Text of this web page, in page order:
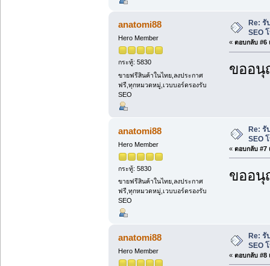
anatomi88
Hero Member
กระทู้: 5830
ขายฟรีสินค้าในไทย,ลงประกาศ
ฟรี,ทุกหมวดหมู่,เวบบอร์ดรองรับ
SEO
Re:
SEO
« ตอบกลับ #6
ขออนุ
anatomi88
Hero Member
กระทู้: 5830
ขายฟรีสินค้าในไทย,ลงประกาศ
ฟรี,ทุกหมวดหมู่,เวบบอร์ดรองรับ
SEO
Re: รั
SEO
« ตอบกลับ #7
ขออนุ
anatomi88
Hero Member
Re: รั
SEO
« ตอบกลับ #8